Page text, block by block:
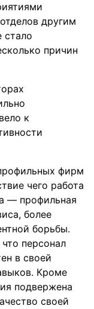
другим
причин
к
фирм
чего работа
— профильная
более
борьбы.
персонал
в своей
Кроме
подвержена
своей